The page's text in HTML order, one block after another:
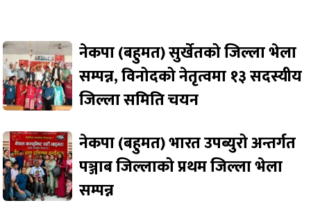
नेकपा (बहुमत) सुर्खेतको जिल्ला भेला
सम्पन्न, विनोदको नेतृत्वमा १३ सदस्यीय
जिल्ला समिति चयन
नेकपा (बहुमत) भारत उपब्युरो अन्तर्गत
पञ्जाब जिल्लाको प्रथम जिल्ला भेला
सम्पन्न